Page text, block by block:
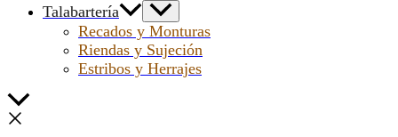
Talabartería
Recados y Monturas
Riendas y Sujeción
Estribos y Herrajes